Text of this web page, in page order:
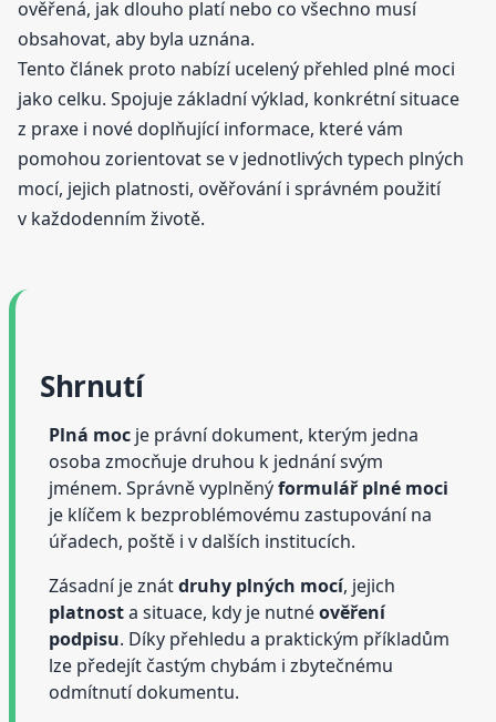
ověřená, jak dlouho platí nebo co všechno musí
obsahovat, aby byla uznána.
Tento článek proto nabízí ucelený přehled plné moci
jako celku. Spojuje základní výklad, konkrétní situace
z praxe i nové doplňující informace, které vám
pomohou zorientovat se v jednotlivých typech plných
mocí, jejich platnosti, ověřování i správném použití
v každodenním životě.
Shrnutí
Plná moc je právní dokument, kterým jedna
osoba zmocňuje druhou k jednání svým
jménem. Správně vyplněnýformulář plné moci
je klíčem k bezproblémovému zastupování na
úřadech, poště i v dalších institucích.
Zásadní je znátdruhy plných mocí, jejich
platnosta situace, kdy je nutnéověření
podpisu. Díky přehledu a praktickým příkladům
lze předejít častým chybám i zbytečnému
odmítnutí dokumentu.